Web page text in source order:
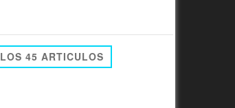
LOS 45 ARTICULOS